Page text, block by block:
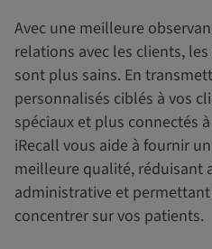
Avec une meilleure
relations avec les clients,
sont plus sains. En
personnalisés ciblés à vos
spéciaux et plus connectés
iRecall vous aide à fournir
meilleure qualité, réduisant
administrative et
concentrer sur vos patients.